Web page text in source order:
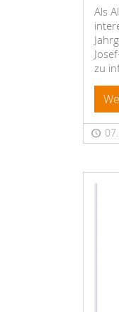
Als
zu